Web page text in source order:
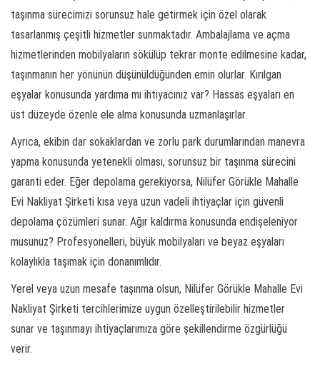
taşınma sürecimizi sorunsuz hale getirmek için özel olarak
tasarlanmış çeşitli hizmetler sunmaktadır. Ambalajlama ve açma
hizmetlerinden mobilyaların sökülüp tekrar monte edilmesine kadar,
taşınmanın her yönünün düşünüldüğünden emin olurlar. Kırılgan
eşyalar konusunda yardıma mı ihtiyacınız var? Hassas eşyaları en
üst düzeyde özenle ele alma konusunda uzmanlaşırlar.
Ayrıca, ekibin dar sokaklardan ve zorlu park durumlarından manevra
yapma konusunda yetenekli olması, sorunsuz bir taşınma sürecini
garanti eder. Eğer depolama gerekiyorsa, Nilüfer Görükle Mahalle
Evi Nakliyat Şirketi kısa veya uzun vadeli ihtiyaçlar için güvenli
depolama çözümleri sunar. Ağır kaldırma konusunda endişeleniyor
musunuz? Profesyonelleri, büyük mobilyaları ve beyaz eşyaları
kolaylıkla taşımak için donanımlıdır.
Yerel veya uzun mesafe taşınma olsun, Nilüfer Görükle Mahalle Evi
Nakliyat Şirketi tercihlerimize uygun özelleştirilebilir hizmetler
sunar ve taşınmayı ihtiyaçlarımıza göre şekillendirme özgürlüğü
verir.